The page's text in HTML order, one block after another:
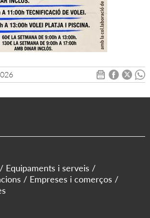
Equipaments i serveis
Empreses i comerços